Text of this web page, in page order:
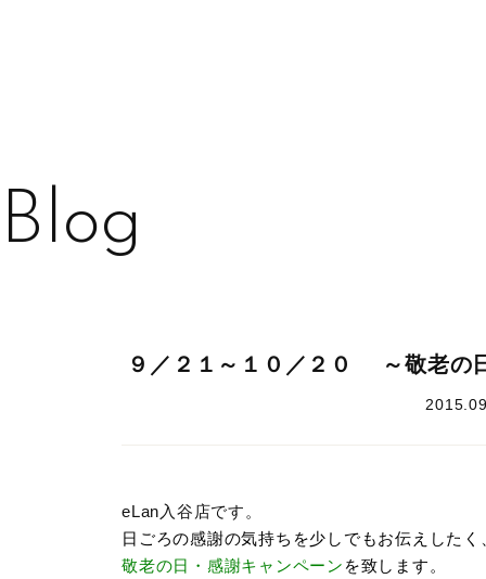
Blog
９／２１～１０／２０ ～敬老の
eLan入谷店です。
日ごろの感謝の気持ちを少しでもお伝えしたく
敬老の日・感謝キャンペーン を致します。